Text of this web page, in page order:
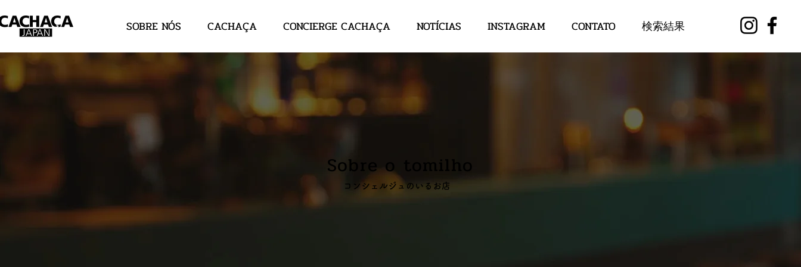
SOBRE NÓS CACHAÇA CONCIERGE CACHAÇA NOTÍCIAS INSTAGRAM CONTATO 検索結果
Sobre o tomilho
コンシェルジュのいるお店